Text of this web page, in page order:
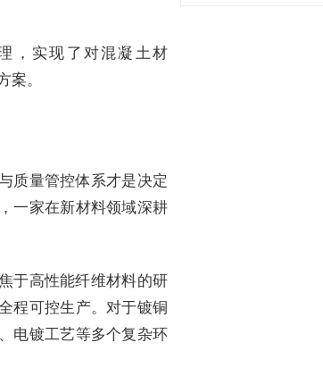
，实现了对混凝土材
案。
质量管控体系才是决定
一家在新材料领域深耕
于高性能纤维材料的研
程可控生产。对于镀铜
电镀工艺等多个复杂环